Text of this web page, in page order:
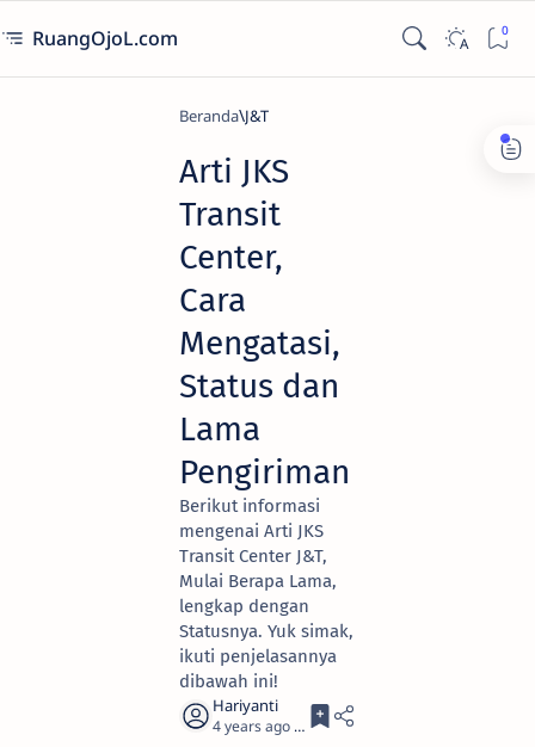
RuangOjoL.com
Beranda J&T
Arti JKS
Transit
Center,
Cara
Mengatasi,
Status dan
Lama
Pengiriman
Berikut informasi
mengenai Arti JKS
Transit Center J&T,
Mulai Berapa Lama,
lengkap dengan
Statusnya. Yuk simak,
ikuti penjelasannya
dibawah ini!
4 years ago 3